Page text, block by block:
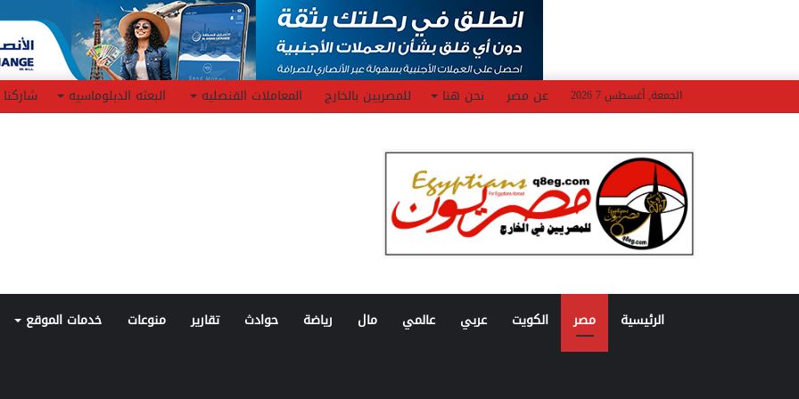
الجمعة, أغسطس 7 2026 عن مصر نحن هنا للمصريين بالخارج المعاملات القنصليه البعثه الدبلوماسيه شاركنا
الرئيسية مصر الكويت عربي عالمي مال رياضة حوادث تقارير منوعات خدمات الموقع